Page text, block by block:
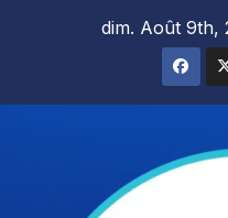
dim. Août 9th,